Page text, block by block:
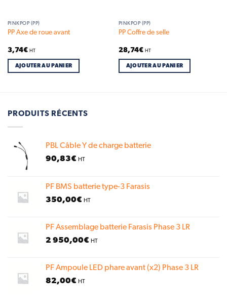
PINKPOP (PP)
PP Axe de roue avant
3,74€ HT
AJOUTER AU PANIER
PINKPOP (PP)
PP Coffre de selle
28,74€ HT
AJOUTER AU PANIER
PRODUITS RÉCENTS
PBL Câble Y de charge batterie
90,83€ HT
PF BMS batterie type-3 Farasis
350,00€ HT
PF Assemblage batterie Farasis Phase 3 LR
2 950,00€ HT
PF Ampoule LED phare avant (x2) Phase 3 LR
82,00€ HT